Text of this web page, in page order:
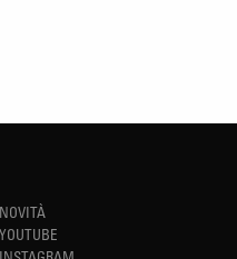
NOVITÀ
YOUTUBE